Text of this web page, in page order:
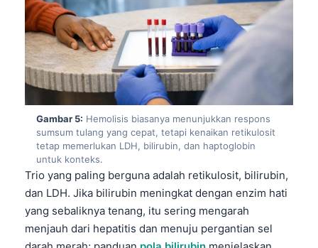
Gambar 5: Hemolisis biasanya menunjukkan respons
sumsum tulang yang cepat, tetapi kenaikan retikulosit
tetap memerlukan LDH, bilirubin, dan haptoglobin
untuk konteks.
Trio yang paling berguna adalah retikulosit, bilirubin,
dan LDH. Jika bilirubin meningkat dengan enzim hati
yang sebaliknya tenang, itu sering mengarah
menjauh dari hepatitis dan menuju pergantian sel